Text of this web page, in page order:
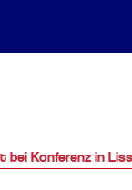
bei Konferenz in